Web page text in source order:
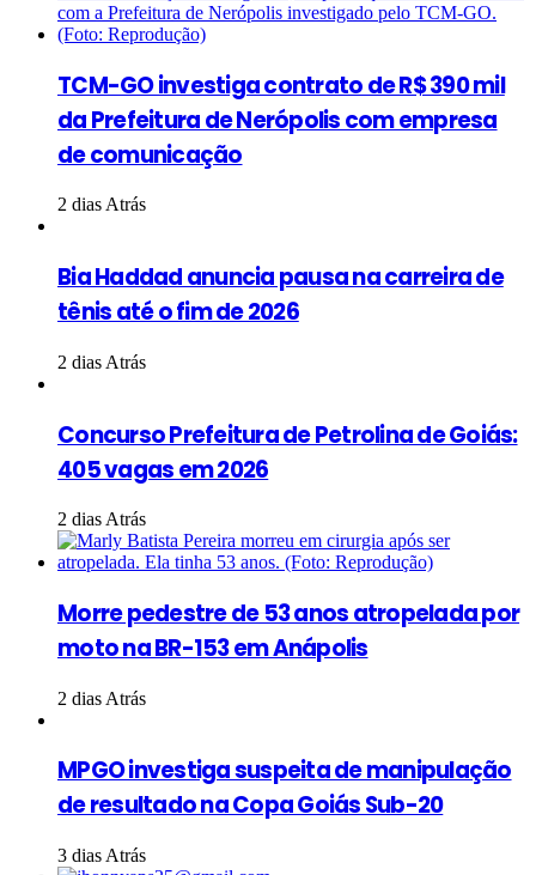
TCM-GO investiga contrato de R$ 390 mil
da Prefeitura de Nerópolis com empresa
de comunicação
2 dias Atrás
Bia Haddad anuncia pausa na carreira de
tênis até o fim de 2026
2 dias Atrás
Concurso Prefeitura de Petrolina de Goiás:
405 vagas em 2026
2 dias Atrás
Morre pedestre de 53 anos atropelada por
moto na BR-153 em Anápolis
2 dias Atrás
MPGO investiga suspeita de manipulação
de resultado na Copa Goiás Sub-20
3 dias Atrás